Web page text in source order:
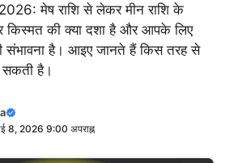
मेष राशि से लेकर मीन राशि के
की क्या दशा है और आपके लिए
संभावना है। आइए जानते हैं किस तरह से
है।
8, 2026 9:00 अपराह्न